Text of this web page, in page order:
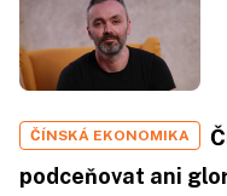
ČÍNSKÁ EKONOMIKA
podceňovat ani